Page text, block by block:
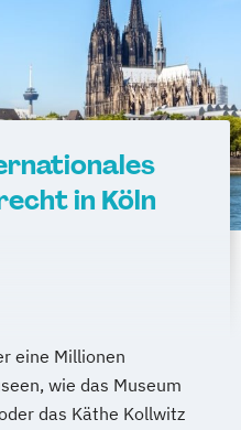
in Köln
eine Millionen
wie das Museum
das Käthe Kollwitz